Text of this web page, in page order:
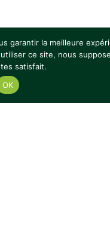
garantir la meilleure
ce site, nous
satisfait.
OK